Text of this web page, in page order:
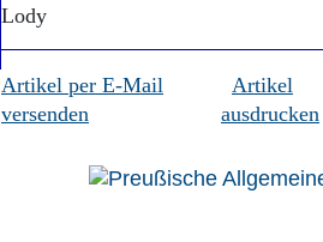
Lody
Artikel per E-Mail
versenden
Artikel
ausdrucken